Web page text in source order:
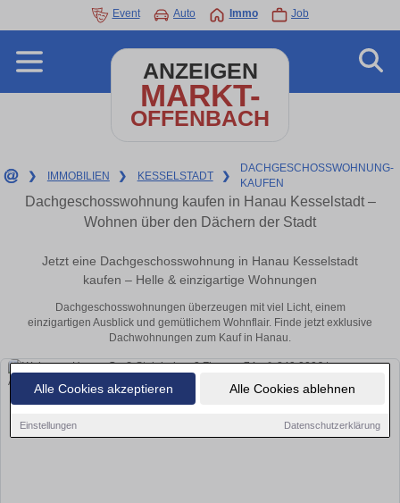
Alle Cookies akzeptieren Alle Cookies ablehnen
Einstellungen Datenschutzerklärung
Event Auto Immo Job
ANZEIGEN
MARKT-
OFFENBACH
❯ IMMOBILIEN ❯ KESSELSTADT ❯
DACHGESCHOSSWOHNUNG-
KAUFEN
Dachgeschosswohnung kaufen in Hanau Kesselstadt –
Wohnen über den Dächern der Stadt
Jetzt eine Dachgeschosswohnung in Hanau Kesselstadt
kaufen – Helle & einzigartige Wohnungen
Dachgeschosswohnungen überzeugen mit viel Licht, einem
einzigartigen Ausblick und gemütlichem Wohnflair. Finde jetzt exklusive
Dachwohnungen zum Kauf in Hanau.